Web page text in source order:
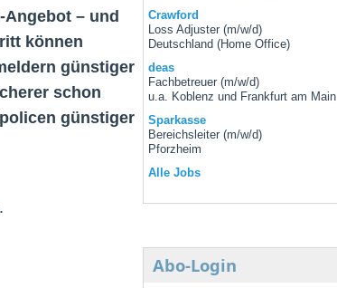
Angebot – und
können
günstiger
schon
günstiger
Crawford
Loss Adjuster (m/w/d)
Deutschland (Home Office)
deas
Fachbetreuer (m/w/d)
u.a. Koblenz und Frankfurt am Main
Sparkasse
Bereichsleiter (m/w/d)
Pforzheim
Alle Jobs
Abo-Login